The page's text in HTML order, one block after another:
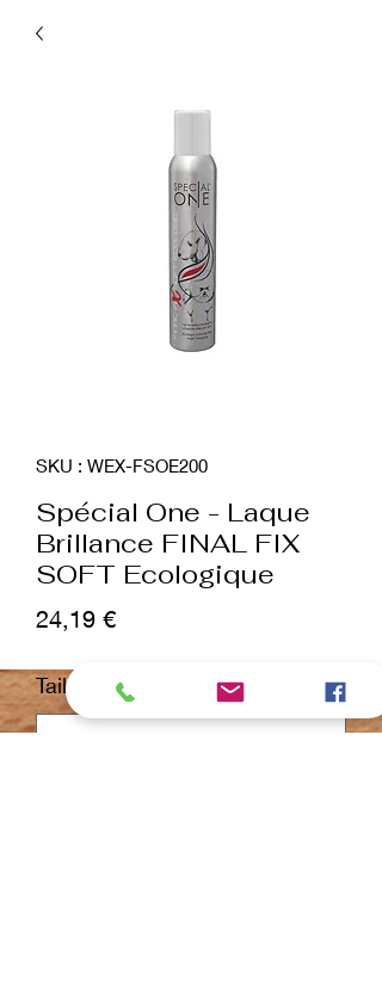
SKU : WEX-FSOE200
Spécial One - Laque
Brillance FINAL FIX
SOFT Ecologique
24,19 €Prix
Taille